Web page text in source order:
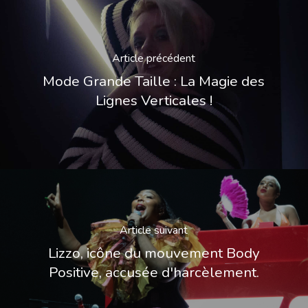
Article précédent
Mode Grande Taille : La Magie des
Lignes Verticales !
Article suivant
Lizzo, icône du mouvement Body
Positive, accusée d'harcèlement.